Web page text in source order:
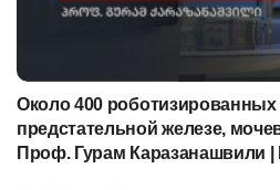
Около 400
предстательной железе,
Проф. Гурам Каразанашвили |